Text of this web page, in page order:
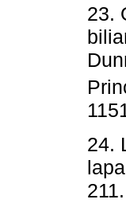
23.
24.